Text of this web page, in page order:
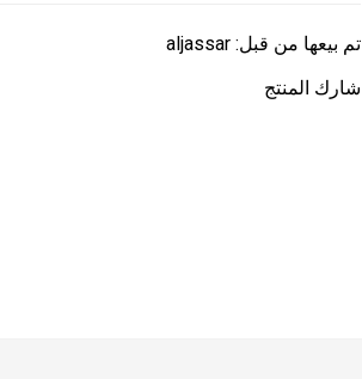
تم بيعها من قبل: aljassar
شارك المنتج